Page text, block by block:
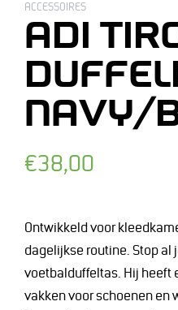
ACCESSOIRES
ADI
NAVY/
Normale
€38,00
Ontwikkeld voor
dagelijkse routine. Stop al
voetbalduffeltas. Hij heeft
vakken voor schoenen en